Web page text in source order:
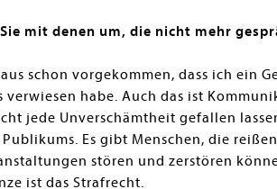
mit denen um, die nicht mehr
schon vorgekommen, dass ich ein
verwiesen habe. Auch das ist
jede Unverschämtheit gefallen
Es gibt Menschen, die
stören und zerstören
ist das Strafrecht.